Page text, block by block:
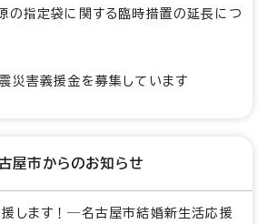
の指定袋に関する臨時措置の延長につ
災害義援金を募集しています
屋市からのお知らせ
します！―名古屋市結婚新生活応援